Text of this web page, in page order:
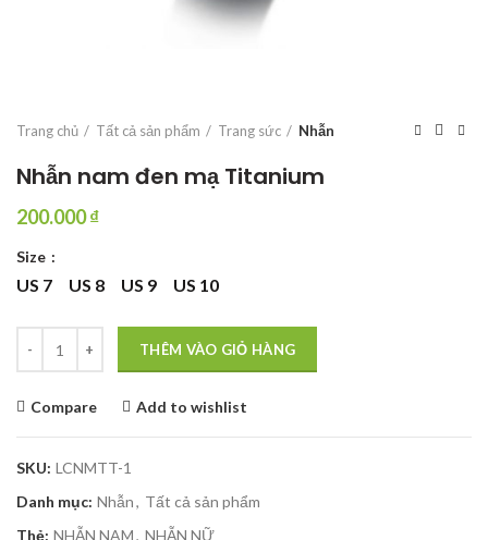
Trang chủ Tất cả sản phẩm Trang sức Nhẫn
Nhẫn nam đen mạ Titanium
200.000₫
Size
US 7 US 8 US 9 US 10
Nhẫn nam đen mạ Titanium số lượng
THÊM VÀO GIỎ HÀNG
Compare Add to wishlist
SKU: LCNMTT-1
Danh mục: Nhẫn, Tất cả sản phẩm
Thẻ: NHẪN NAM, NHẪN NỮ